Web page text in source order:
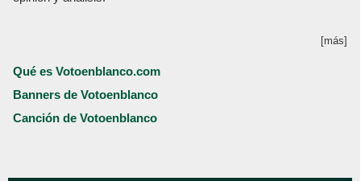
[más]
Qué es Votoenblanco.com
Banners de Votoenblanco
Canción de Votoenblanco